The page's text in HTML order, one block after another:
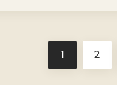
1 2